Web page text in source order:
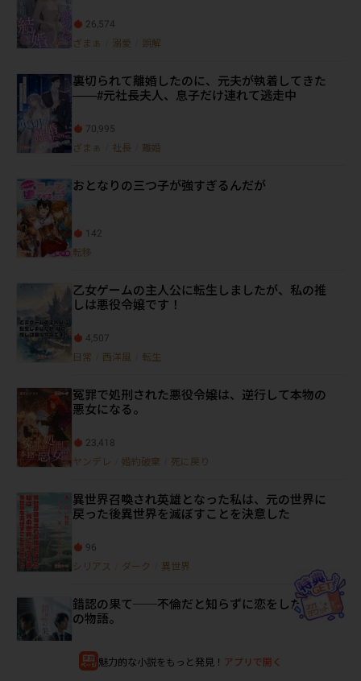
26,574
ざまぁ 溺愛 誤解
裏切られて離婚したのに、元夫が執着してきた
——#元社長夫人、息子だけ連れて逃走中
70,995
ざまぁ 社長 離婚
おとなりの三つ子が強すぎるんだが
142
転移
乙女ゲームの主人公に転生しましたが、私の推
しは悪役令嬢です！
4,507
日常 西洋風 転生
冤罪で処刑された悪役令嬢は、逆行して本物の
悪女になる。
23,418
ヤンデレ 婚約破棄 死に戻り
異世界召喚され英雄となった私は、元の世界に
戻った後異世界を滅ぼすことを決意した
96
シリアス ダーク 異世界
錯認の果て──不倫だと知らずに恋をした、私
の物語。
3,516
恋愛 / 現代ドラマ / 現代恋愛
魅力的な小説をもっと発見！ アプリで開く